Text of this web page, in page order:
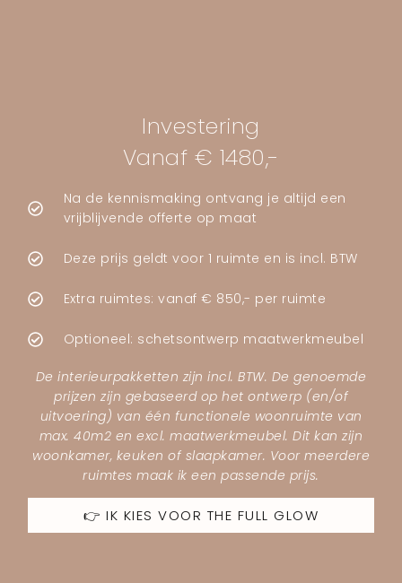
Investering
Vanaf € 1480,-
Na de kennismaking ontvang je altijd een
vrijblijvende offerte op maat
Deze prijs geldt voor 1 ruimte en is incl. BTW
Extra ruimtes: vanaf € 850,- per ruimte
Optioneel: schetsontwerp maatwerkmeubel
De interieurpakketten zijn incl. BTW. De genoemde
prijzen zijn gebaseerd op het ontwerp (en/of
uitvoering) van één functionele woonruimte van
max. 40m2 en excl. maatwerkmeubel. Dit kan zijn
woonkamer, keuken of slaapkamer. Voor meerdere
ruimtes maak ik een passende prijs.
👉 IK KIES VOOR THE FULL GLOW